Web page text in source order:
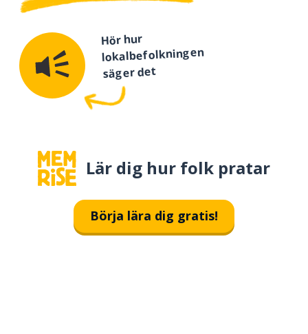
Hör hur
lokalbefolkningen
säger det
Lär dig hur folk pratar
Börja lära dig gratis!